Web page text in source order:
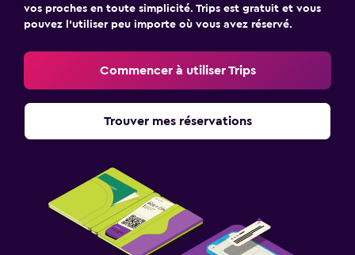
vos proches en toute simplicité. Trips est gratuit et vous
pouvez l’utiliser peu importe où vous avez réservé.
Commencer à utiliser Trips
Trouver mes réservations